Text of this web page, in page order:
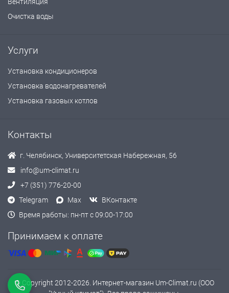
Очистка воды
Услуги
Установка кондиционеров
Установка водонагревателей
Установка газовых котлов
Контакты
г. Челябинск, Университетская Набережная, 56
info@um-climat.ru
+7 (351) 776-20-00
Telegram
Max
ВКонтакте
Время работы: пн-пт с 09:00-17:00
Принимаем к оплате
© Copyright 2012-2026. Интернет-магазин Um-Climat.ru (ООО